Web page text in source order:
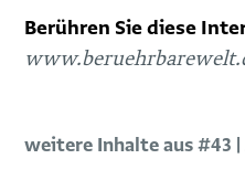
Berühren Sie diese
weitere Inhalte aus #43